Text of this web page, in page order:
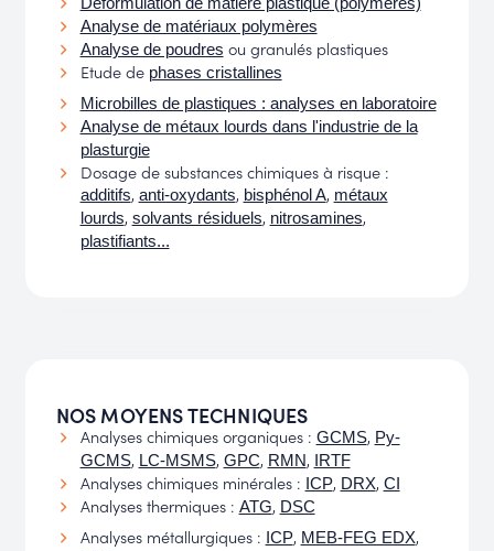
Analyse de matériaux polymères
Analyse de poudres ou granulés plastiques
Etude de phases cristallines
Microbilles de plastiques : analyses en laboratoire
Analyse de métaux lourds dans l'industrie de la
plasturgie
Dosage de substances chimiques à risque :
additifs, anti-oxydants, bisphénol A, métaux
lourds, solvants résiduels, nitrosamines,
plastifiants...
NOS MOYENS TECHNIQUES
Analyses chimiques organiques : GCMS, Py-
GCMS, LC-MSMS, GPC, RMN, IRTF
Analyses chimiques minérales : ICP, DRX, CI
Analyses thermiques : ATG, DSC
Analyses métallurgiques : ICP, MEB-FEG EDX,